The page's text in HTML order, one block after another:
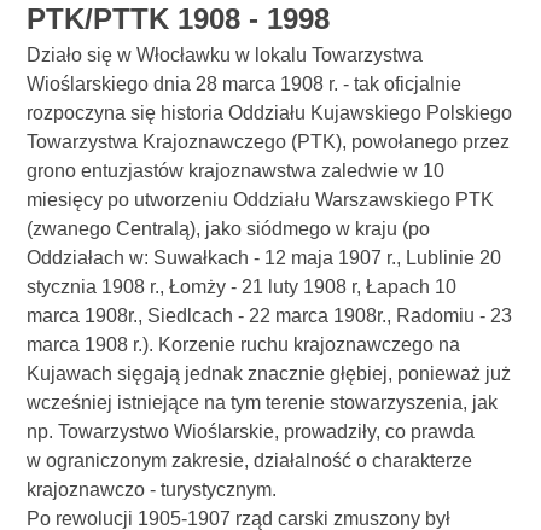
PTK/PTTK 1908 - 1998
Działo się w Włocławku w lokalu Towarzystwa
Wioślarskiego dnia 28 marca 1908 r. - tak oficjalnie
rozpoczyna się historia Oddziału Kujawskiego Polskiego
Towarzystwa Krajoznawczego (PTK), powołanego przez
grono entuzjastów krajoznawstwa zaledwie w 10
miesięcy po utworzeniu Oddziału Warszawskiego PTK
(zwanego Centralą), jako siódmego w kraju (po
Oddziałach w: Suwałkach - 12 maja 1907 r., Lublinie 20
stycznia 1908 r., Łomży - 21 luty 1908 r, Łapach 10
marca 1908r., Siedlcach - 22 marca 1908r., Radomiu - 23
marca 1908 r.). Korzenie ruchu krajoznawczego na
Kujawach sięgają jednak znacznie głębiej, ponieważ już
wcześniej istniejące na tym terenie stowarzyszenia, jak
np. Towarzystwo Wioślarskie, prowadziły, co prawda
w ograniczonym zakresie, działalność o charakterze
krajoznawczo - turystycznym.
Po rewolucji 1905-1907 rząd carski zmuszony był